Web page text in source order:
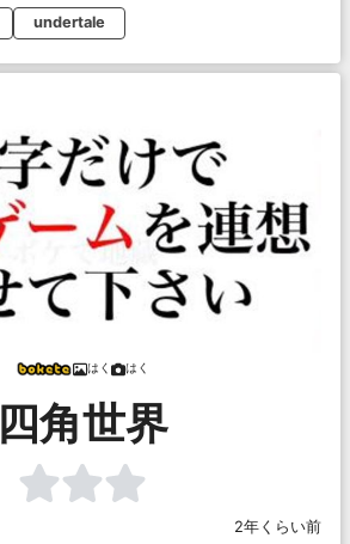
undertale
はく はく
四角世界
2年くらい前